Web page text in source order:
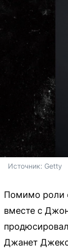
Источник: Getty
Помимо роли
вместе с
Джанет